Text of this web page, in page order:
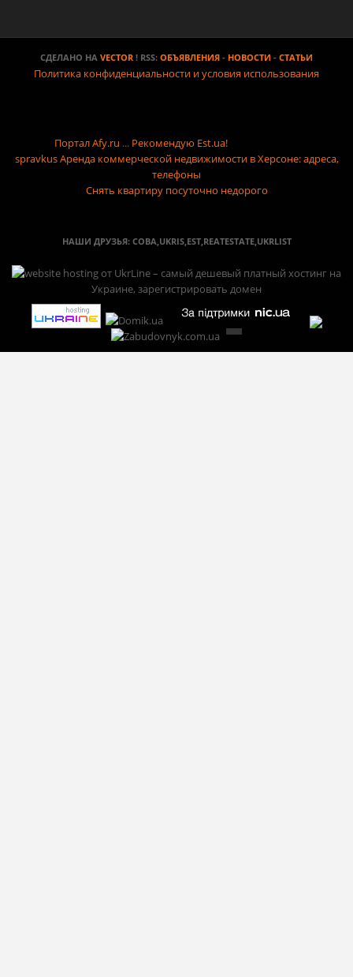
СДЕЛАНО НА VECTOR ! RSS: ОБЪЯВЛЕНИЯ - НОВОСТИ - СТАТЬИ
Политика конфиденциальности и условия использования
Портал Afy.ru ... Рекомендую Est.ua!
spravkusАренда коммерческой недвижимости в Херсоне: адреса,
телефоны
Снять квартиру посуточно недорого
НАШИ ДРУЗЬЯ: СОВА,UKRIS,EST,REATESTATE,UKRLIST